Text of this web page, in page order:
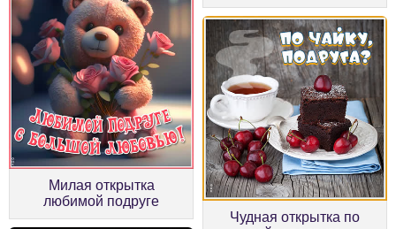
Милая открытка
любимой подруге
Чудная открытка по